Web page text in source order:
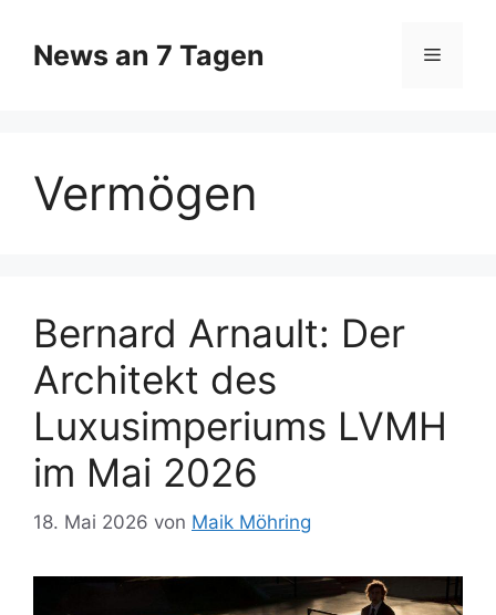
Inhalt
springen
News an 7 Tagen Menü
Vermögen
Bernard Arnault: Der
Architekt des
Luxusimperiums LVMH
im Mai 2026
18. Mai 2026 von Maik Möhring